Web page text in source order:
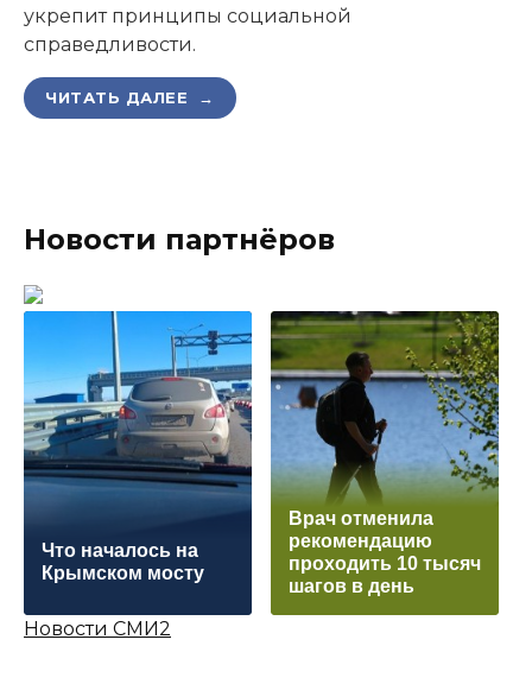
укрепит принципы социальной
справедливости.
ЧИТАТЬ ДАЛЕЕ →
Новости партнёров
Что началось на
Крымском мосту
Врач отменила
рекомендацию
проходить 10 тысяч
шагов в день
Новости СМИ2